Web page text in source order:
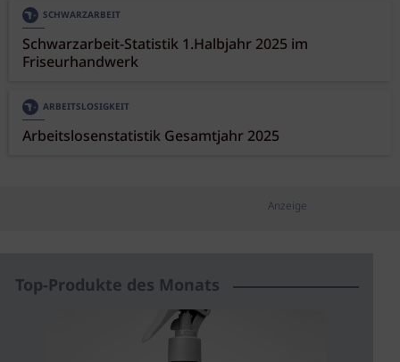
SCHWARZARBEIT
Schwarzarbeit-Statistik 1.Halbjahr 2025 im
Friseurhandwerk
ARBEITSLOSIGKEIT
Arbeitslosenstatistik Gesamtjahr 2025
Anzeige
Top-Produkte des Monats